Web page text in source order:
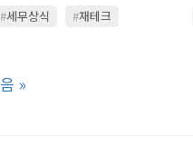
#세무상식 #재테크
»